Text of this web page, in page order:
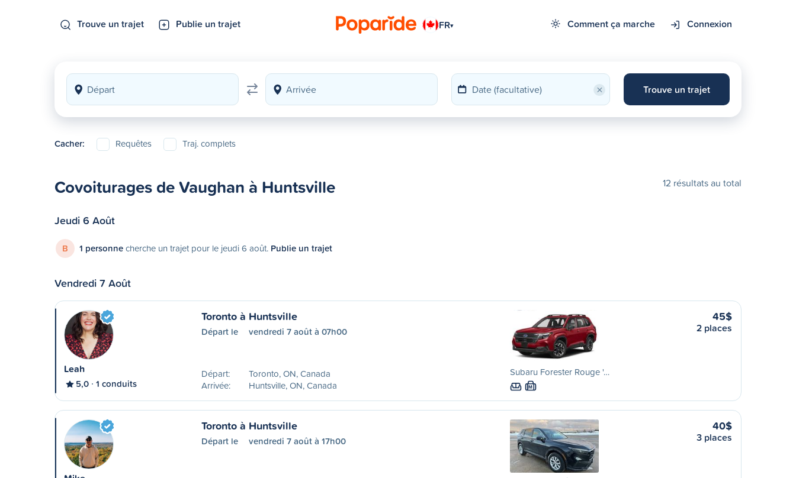
Trouve un trajet Publie un trajet FR▾ Comment ça marche Connexion
× Trouve un trajet
Cacher: Requêtes Traj. complets
Covoiturages de Vaughan à Huntsville 12 résultats au total
Jeudi 6 Août
B 1 personnecherche un trajet pour le jeudi 6 août. Publie un trajet
Vendredi 7 Août
Leah
5,0 1 conduits
Toronto à Huntsville
Départ le vendredi 7 août à 07h00
Départ:
Toronto, ON, Canada
Arrivée:
Huntsville, ON, Canada
Subaru Forester Rouge '…
M
45$
2 places
Toronto à Huntsville
Départ le vendredi 7 août à 17h00
40$
3 places